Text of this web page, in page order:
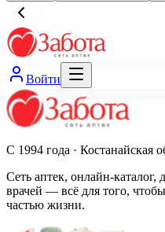
Войти
С 1994 года · Костанайская
Сеть аптек, онлайн-каталог,
врачей — всё для того,
частью жизни.